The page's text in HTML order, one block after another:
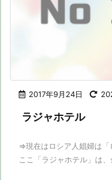
2017年9月24日
ラジャホテル
⇒現在はロシア人娼婦は「
ここ「ラジャホテル」は